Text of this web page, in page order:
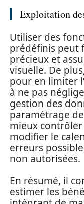
Exploitation
Utiliser des
prédéfinis peut
précieux et
visuelle. De
pour en limiter
à ne pas
gestion des
paramétrage
mieux
modifier le
erreurs
non autorisées.
En résumé, il
estimer les